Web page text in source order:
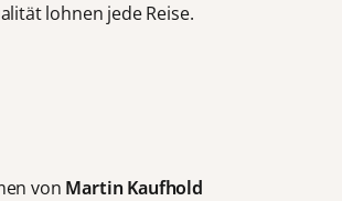
lohnen jede Reise.
von Martin Kaufhold